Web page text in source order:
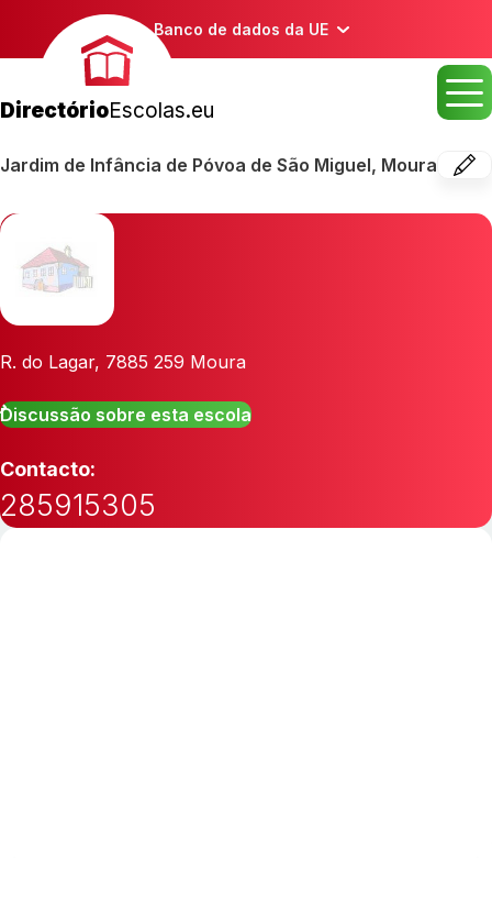
Banco de dados da UE
DirectórioEscolas.eu
Jardim de Infância de Póvoa de São Miguel, Moura
R. do Lagar, 7885 259 Moura
Discussão sobre esta escola
Contacto:
285915305